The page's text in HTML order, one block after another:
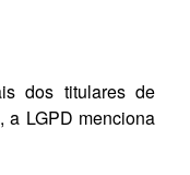
dos titulares de
a LGPD menciona